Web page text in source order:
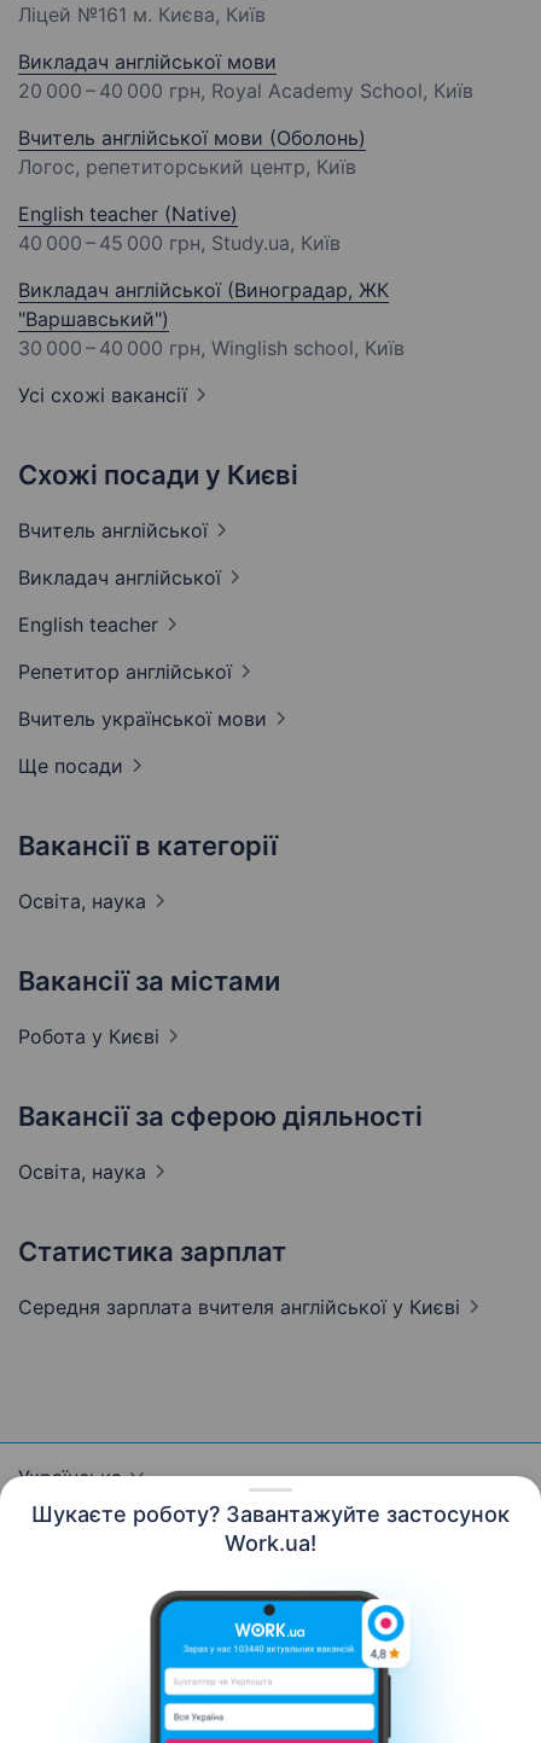
Шукаєте роботу? Завантажуйте застосунок
Work.ua!
Ліцей №161 м. Києва, Київ
Викладач англійської мови
20 000 – 40 000 грн, Royal Academy School, Київ
Вчитель англійської мови (Оболонь)
Логос, репетиторський центр, Київ
English teacher (Native)
40 000 – 45 000 грн, Study.ua, Київ
Викладач англійської (Виноградар, ЖК
"Варшавський")
30 000 – 40 000 грн, Winglish school, Київ
Усі схожі вакансії
Схожі посади у Києві
Вчитель англійської
Викладач англійської
English teacher
Репетитор англійської
Вчитель української мови
Ще посади
Вакансії в категорії
Освіта, наука
Вакансії за містами
Робота у Києві
Вакансії за сферою діяльності
Освіта, наука
Статистика зарплат
Середня зарплата вчителя англійської у Києві
Українська
Контакти Про нас
Кар’єра
Новини Work.ua
Допомога Умови використання